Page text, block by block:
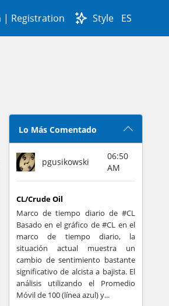
| Registration Style ES
Lo Más Comentado
pgusikowski
06:50
AM
CL/Crude Oil
Marco de tiempo diario de #CL
Basado en el gráfico de #CL en el
marco de tiempo diario, la
situación actual muestra un
cambio de sentimiento bastante
significativo de alcista a bajista. El
análisis utilizando el Promedio
Móvil de 100 (línea azul) y...